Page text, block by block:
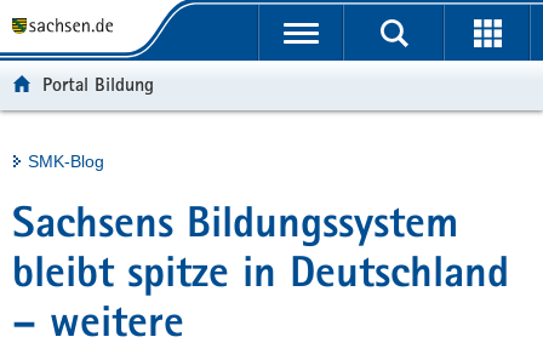
t
b
e
r
g
r
u
n
h
a
l
t
e
v
c
e
Portalübergreifende
Portal Bildung
Hauptinhalt
SMK-Blog
Sachsens Bildungssystem
bleibt spitze in Deutschland
– weitere